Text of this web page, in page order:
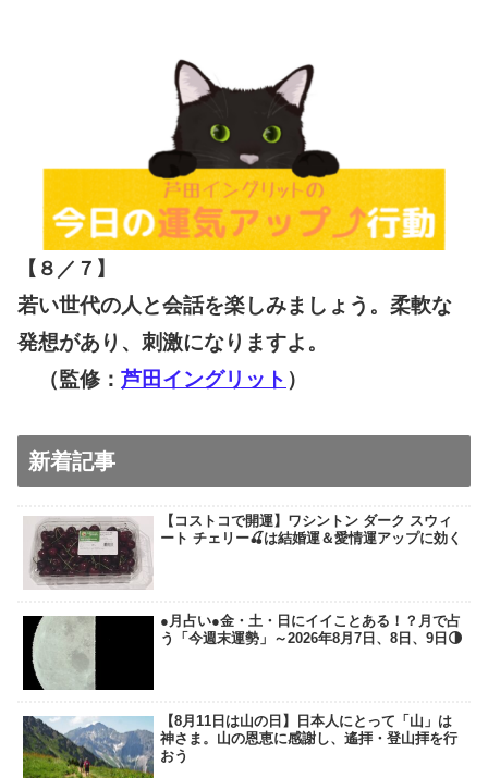
【８／７ 】
若い世代の人と会話を楽しみましょう。柔軟な
発想があり、刺激になりますよ。
（監修： 芦田イングリット ）
新着記事
【コストコで開運】ワシントン ダーク スウィ
ート チェリー🍒は結婚運＆愛情運アップに効く
●月占い●金・土・日にイイことある！？月で占
う「今週末運勢」～2026年8月7日、8日、9日🌗
【8月11日は山の日】日本人にとって「山」は
神さま。山の恩恵に感謝し、遙拝・登山拝を行
おう